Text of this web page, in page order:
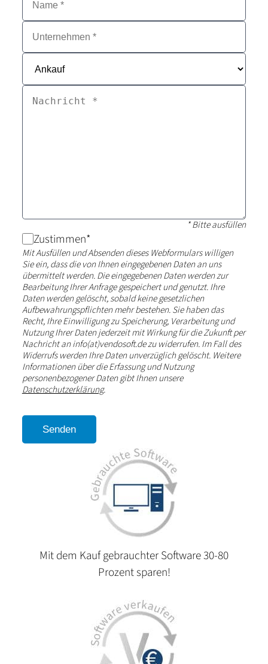
* Bitte ausfüllen
Zustimmen*
Mit Ausfüllen und Absenden dieses Webformulars willigen
Sie ein, dass die von Ihnen eingegebenen Daten an uns
übermittelt werden. Die eingegebenen Daten werden zur
Bearbeitung Ihrer Anfrage gespeichert und genutzt. Ihre
Daten werden gelöscht, sobald keine gesetzlichen
Aufbewahrungspflichten mehr bestehen. Sie haben das
Recht, Ihre Einwilligung zu Speicherung, Verarbeitung und
Nutzung Ihrer Daten jederzeit mit Wirkung für die Zukunft per
Nachricht an info(at)vendosoft.de zu widerrufen. Im Fall des
Widerrufs werden Ihre Daten unverzüglich gelöscht. Weitere
Informationen über die Erfassung und Nutzung
personenbezogener Daten gibt Ihnen unsere
Datenschutzerklärung.
Mit dem Kauf gebrauchter Software 30-80
Prozent sparen!